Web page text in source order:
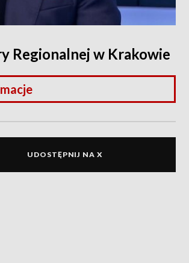
Regionalnej w Krakowie
UDOSTĘPNIJ NA X